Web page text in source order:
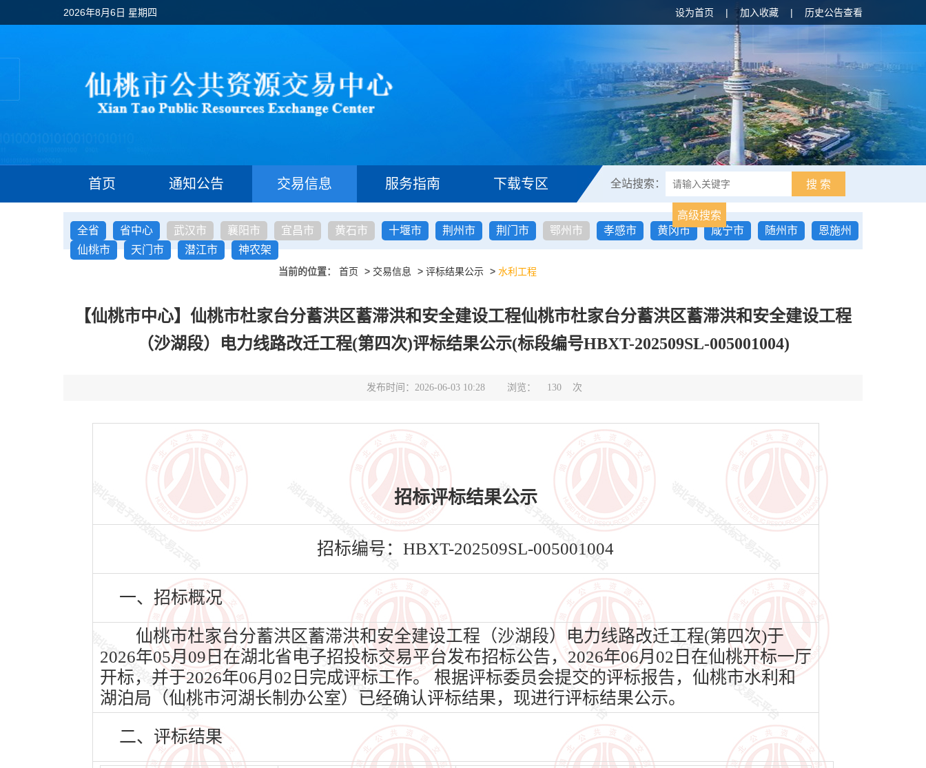
2026年8月6日 星期四 设为首页 | 加入收藏 | 历史公告查看
首页 通知公告 交易信息 服务指南 下载专区 全站搜索： 搜 索
高级搜索
全省
省中心 武汉市 襄阳市 宜昌市 黄石市 十堰市 荆州市 荆门市 鄂州市 孝感市 黄冈市 咸宁市 随州市
恩施州
仙桃市
天门市 潜江市 神农架
当前的位置： 首页 > 交易信息 > 评标结果公示 > 水利工程
【仙桃市中心】仙桃市杜家台分蓄洪区蓄滞洪和安全建设工程仙桃市杜家台分蓄洪区蓄滞洪和安全建设工程
（沙湖段）电力线路改迁工程(第四次)评标结果公示(标段编号HBXT-202509SL-005001004)
发布时间：2026-06-03 10:28 浏览： 130 次
招标评标结果公示
招标编号：HBXT-202509SL-005001004
一、招标概况
仙桃市杜家台分蓄洪区蓄滞洪和安全建设工程（沙湖段）电力线路改迁工程(第四次)于
2026年05月09日在湖北省电子招投标交易平台发布招标公告，2026年06月02日在仙桃开标一厅
开标，并于2026年06月02日完成评标工作。 根据评标委员会提交的评标报告，仙桃市水利和
湖泊局（仙桃市河湖长制办公室）已经确认评标结果，现进行评标结果公示。
二、评标结果